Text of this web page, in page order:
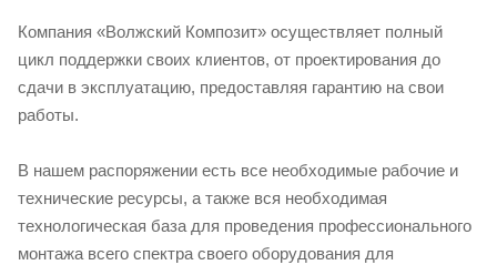
Компания «Волжский Композит» осуществляет полный
цикл поддержки своих клиентов, от проектирования до
сдачи в эксплуатацию, предоставляя гарантию на свои
работы.
В нашем распоряжении есть все необходимые рабочие и
технические ресурсы, а также вся необходимая
технологическая база для проведения профессионального
монтажа всего спектра своего оборудования для